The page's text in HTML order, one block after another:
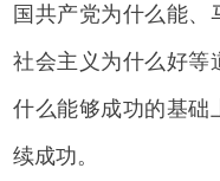
国共产党为什么能、
社会主义为什么好等
什么能够成功的基础
续成功。